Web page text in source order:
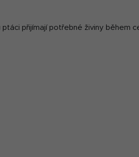
přijímají potřebné živiny během